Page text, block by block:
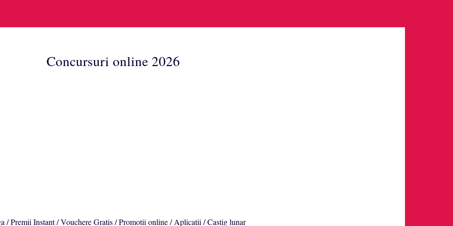
Concursuri online 2026
/ Premii Instant / Vouchere Gratis / Promotii online / Aplicatii / Castig lunar